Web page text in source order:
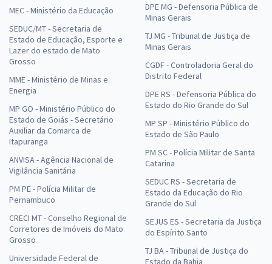
MEC - Ministério da Educação
SEDUC/MT - Secretaria de
Estado de Educação, Esporte e
Lazer do estado de Mato
Grosso
MME - Ministério de Minas e
Energia
MP GO - Ministério Público do
Estado de Goiás - Secretário
Auxiliar da Comarca de
Itapuranga
ANVISA - Agência Nacional de
Vigilância Sanitária
PM PE - Polícia Militar de
Pernambuco
CRECI MT - Conselho Regional de
Corretores de Imóveis do Mato
Grosso
Universidade Federal de
DPE MG - Defensoria Pública de
Minas Gerais
TJ MG - Tribunal de Justiça de
Minas Gerais
CGDF - Controladoria Geral do
Distrito Federal
DPE RS - Defensoria Pública do
Estado do Rio Grande do Sul
MP SP - Ministério Público do
Estado de São Paulo
PM SC - Polícia Militar de Santa
Catarina
SEDUC RS - Secretaria de
Estado da Educação do Rio
Grande do Sul
SEJUS ES - Secretaria da Justiça
do Espírito Santo
TJ BA - Tribunal de Justiça do
Estado da Bahia